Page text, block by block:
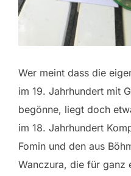
Wer meint dass die
im 19. Jahrhundert mit
begönne, liegt doch
im 18. Jahrhundert
Fomin und den aus
Wanczura, die für ganz